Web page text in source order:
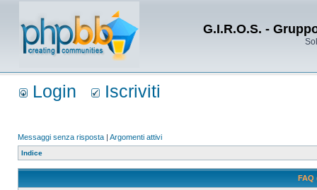
G.I.R.O.S. -
Login Iscriviti
Messaggi senza risposta | Argomenti attivi
Indice
FAQ